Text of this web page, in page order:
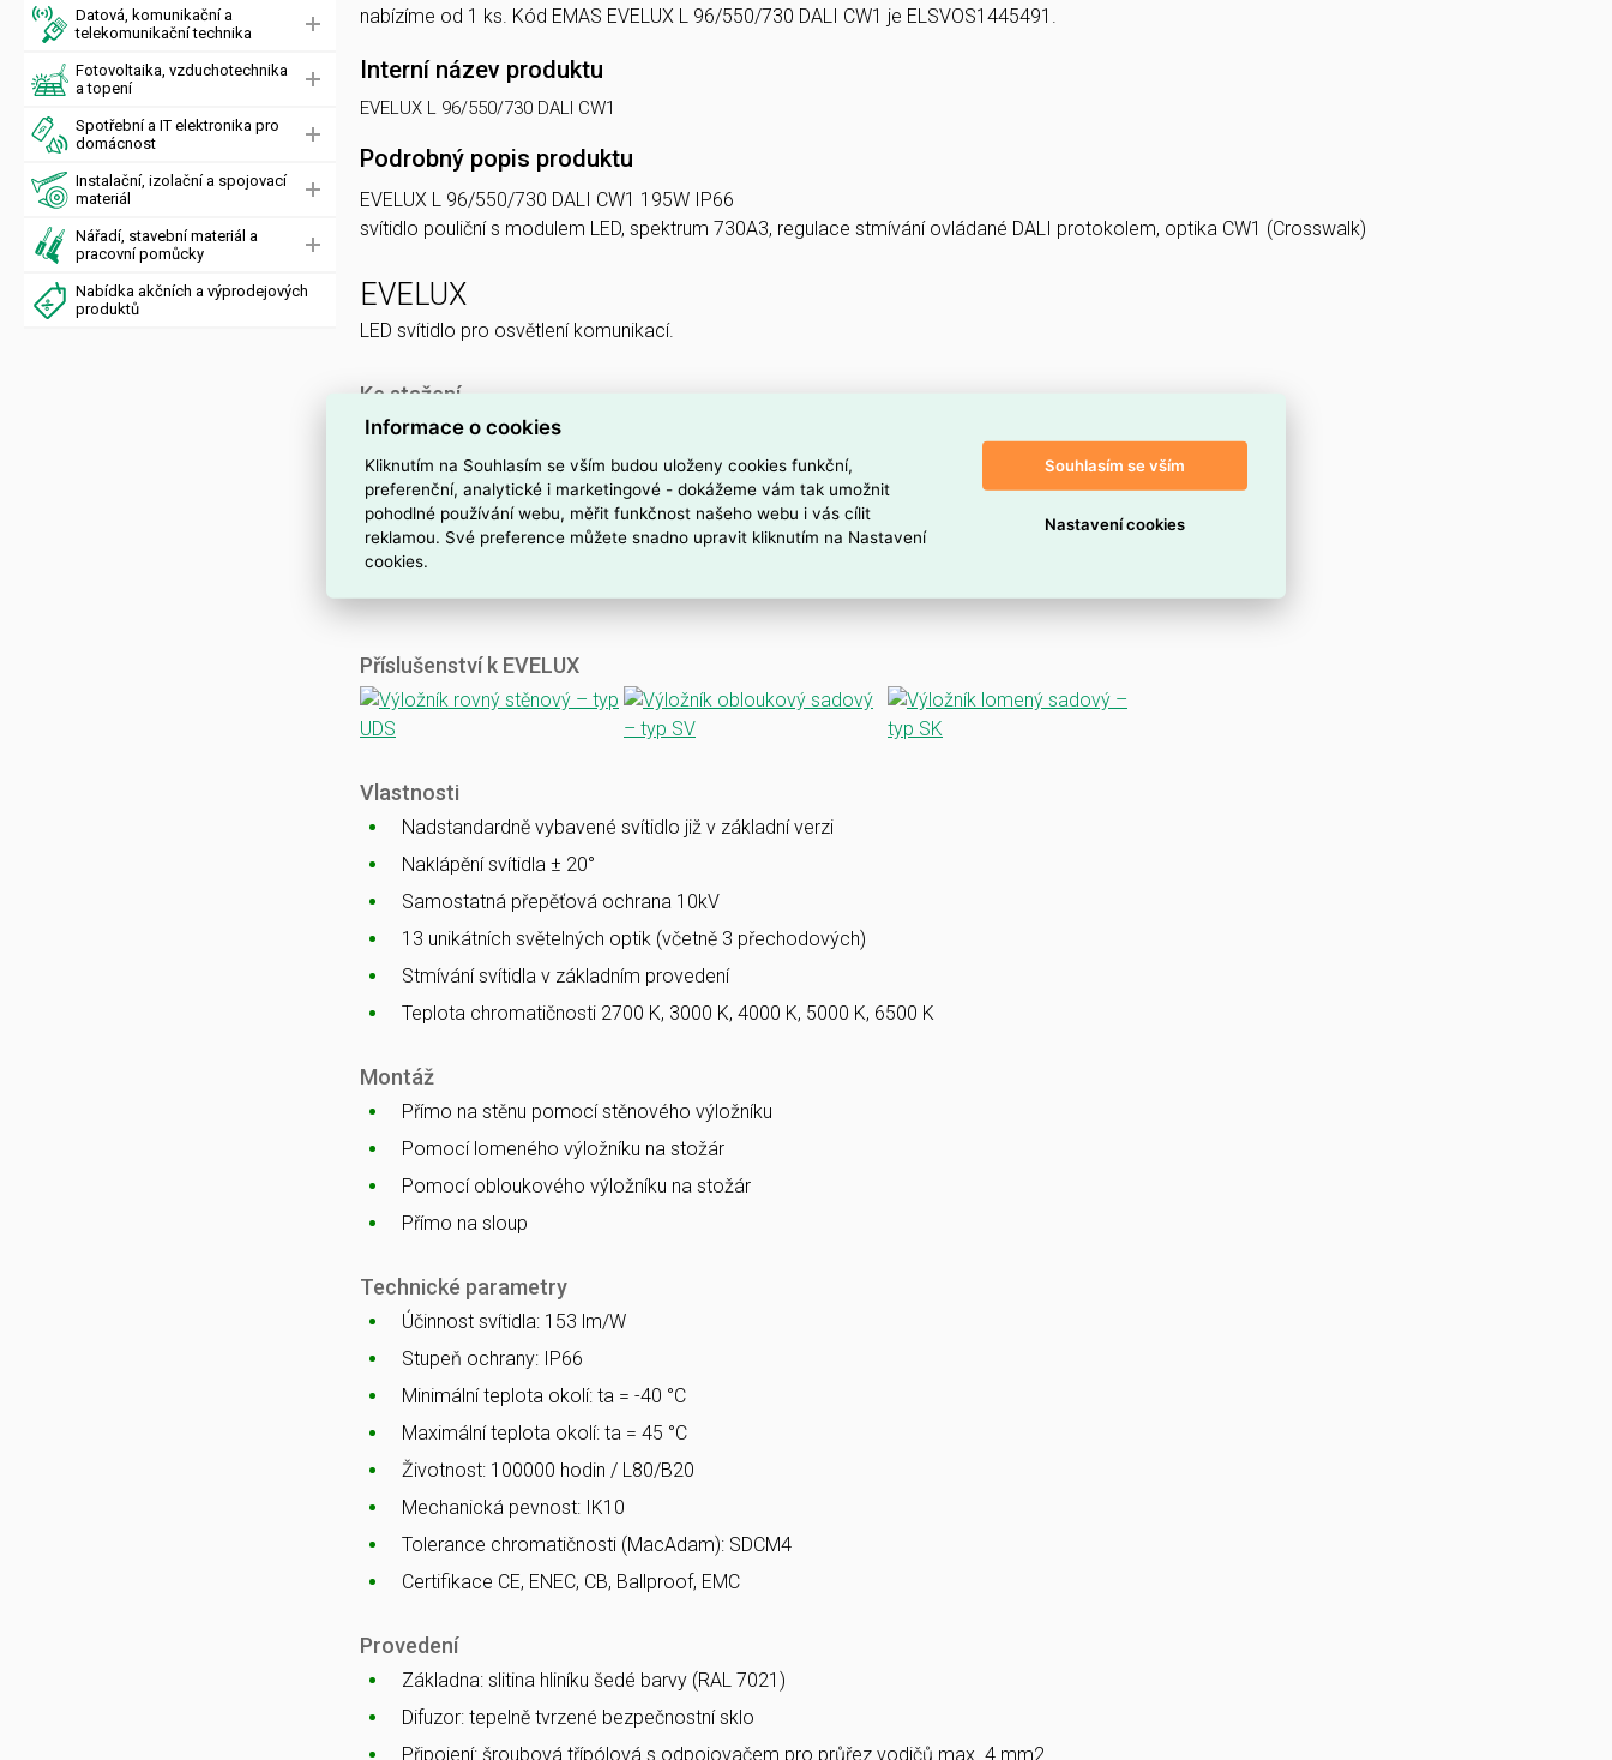
Datová, komunikační a
telekomunikační technika
Fotovoltaika, vzduchotechnika
a topení
Spotřební a IT elektronika pro
domácnost
Instalační, izolační a spojovací
materiál
Nářadí, stavební materiál a
pracovní pomůcky
Nabídka akčních a výprodejových
produktů
nabízíme od 1 ks. Kód EMAS EVELUX L 96/550/730 DALI CW1 je ELSVOS1445491.
Interní název produktu
EVELUX L 96/550/730 DALI CW1
Podrobný popis produktu
EVELUX L 96/550/730 DALI CW1 195W IP66
svítidlo pouliční s modulem LED, spektrum 730A3, regulace stmívání ovládané DALI protokolem, optika CW1 (Crosswalk)
EVELUX
LED svítidlo pro osvětlení komunikací.
Ke stažení
Katalogový list
CE
ENEC
CB
EMC
Ballproof
Příslušenství k EVELUX
Vlastnosti
Nadstandardně vybavené svítidlo již v základní verzi
Naklápění svítidla ± 20°
Samostatná přepěťová ochrana 10kV
13 unikátních světelných optik (včetně 3 přechodových)
Stmívání svítidla v základním provedení
Teplota chromatičnosti 2700 K, 3000 K, 4000 K, 5000 K, 6500 K
Montáž
Přímo na stěnu pomocí stěnového výložníku
Pomocí lomeného výložníku na stožár
Pomocí obloukového výložníku na stožár
Přímo na sloup
Technické parametry
Účinnost svítidla: 153 lm/W
Stupeň ochrany: IP66
Minimální teplota okolí: ta = -40 °C
Maximální teplota okolí: ta = 45 °C
Životnost: 100000 hodin / L80/B20
Mechanická pevnost: IK10
Tolerance chromatičnosti (MacAdam): SDCM4
Certifikace CE, ENEC, CB, Ballproof, EMC
Provedení
Základna: slitina hliníku šedé barvy (RAL 7021)
Difuzor: tepelně tvrzené bezpečnostní sklo
Připojení: šroubová třípólová s odpojovačem pro průřez vodičů max. 4 mm2
Informace o cookies
Kliknutím na Souhlasím se vším budou uloženy cookies funkční,
preferenční, analytické i marketingové - dokážeme vám tak umožnit
pohodlné používání webu, měřit funkčnost našeho webu i vás cílit
reklamou. Své preference můžete snadno upravit kliknutím na Nastavení
cookies.
Souhlasím se vším
Nastavení cookies